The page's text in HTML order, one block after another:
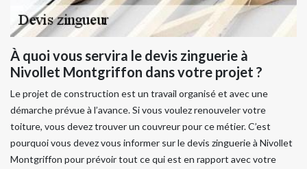
À quoi vous servira le devis zinguerie à
Nivollet Montgriffon dans votre projet ?
Le projet de construction est un travail organisé et avec une
démarche prévue à l’avance. Si vous voulez renouveler votre
toiture, vous devez trouver un couvreur pour ce métier. C’est
pourquoi vous devez vous informer sur le devis zinguerie à Nivollet
Montgriffon pour prévoir tout ce qui est en rapport avec votre